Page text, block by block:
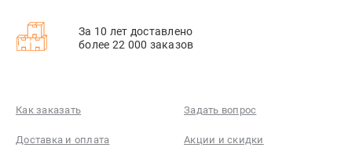
За 10 лет доставлено
более 22 000 заказов
Как заказать Задать вопрос
Доставка и оплата Акции и скидки